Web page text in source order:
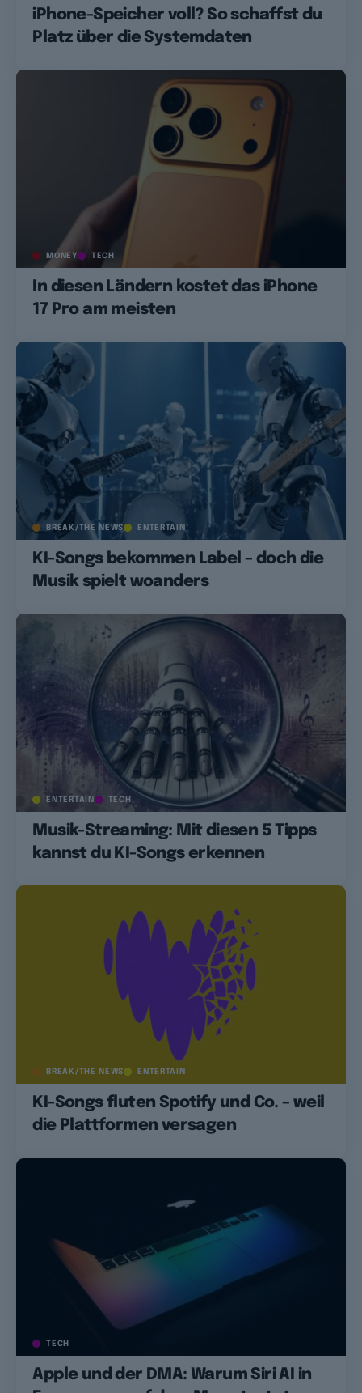
iPhone-Speicher voll? So schaffst du
Platz über die Systemdaten
MONEY TECH
In diesen Ländern kostet das iPhone
17 Pro am meisten
BREAK/THE NEWS ENTERTAIN
KI-Songs bekommen Label – doch die
Musik spielt woanders
ENTERTAIN TECH
Musik-Streaming: Mit diesen 5 Tipps
kannst du KI-Songs erkennen
BREAK/THE NEWS ENTERTAIN
KI-Songs fluten Spotify und Co. – weil
die Plattformen versagen
TECH
Apple und der DMA: Warum Siri AI in